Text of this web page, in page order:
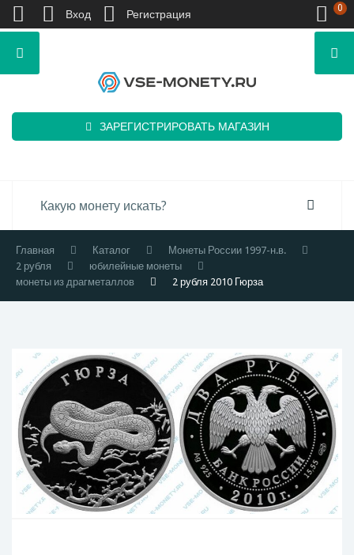
ЗАРЕГИСТРИРОВАТЬ МАГАЗИН
Главная Каталог
Монеты России 1997-н.в.
2 рубля
юбилейные монеты
монеты из драгметаллов
2 рубля 2010 Гюрза
Вход Регистрация 0